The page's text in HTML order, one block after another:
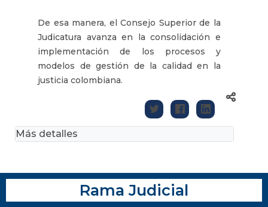
De esa manera, el Consejo Superior de la
Judicatura avanza en la consolidación e
implementación de los procesos y
modelos de gestión de la calidad en la
justicia colombiana.
Más detalles
Rama Judicial